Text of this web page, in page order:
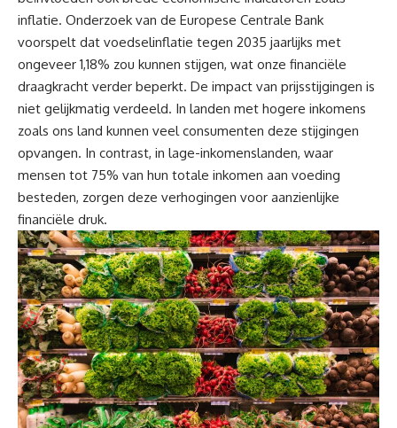
inflatie. Onderzoek van de Europese Centrale Bank
voorspelt dat voedselinflatie tegen 2035 jaarlijks met
ongeveer 1,18% zou kunnen stijgen, wat onze financiële
draagkracht verder beperkt. De impact van prijsstijgingen is
niet gelijkmatig verdeeld. In landen met hogere inkomens
zoals ons land kunnen veel consumenten deze stijgingen
opvangen. In contrast, in lage-inkomenslanden, waar
mensen tot 75% van hun totale inkomen aan voeding
besteden, zorgen deze verhogingen voor aanzienlijke
financiële druk.